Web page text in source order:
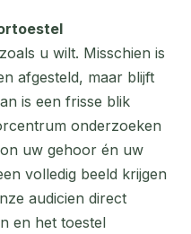
u wilt. Misschien is
afgesteld, maar blijft
is een frisse blik
onderzoeken
uw gehoor én uw
volledig beeld krijgen
audicien direct
en het toestel